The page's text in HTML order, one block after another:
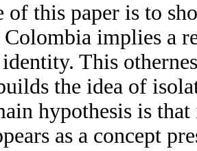
of this paper is to
implies a
This
the idea of
hypothesis is
as a concept